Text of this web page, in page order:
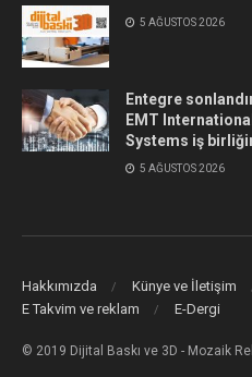
5 AĞUSTOS 2026
Entegre
EMT
Systems iş
5 AĞUSTOS 2026
Hakkımızda Künye ve İletişim
E Takvim ve reklam
E-Dergi
© 2019 Dijital Baskı ve 3D - Mozaik